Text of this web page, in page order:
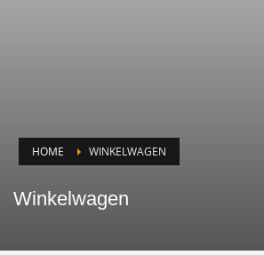
HOME WINKELWAGEN
Winkelwagen